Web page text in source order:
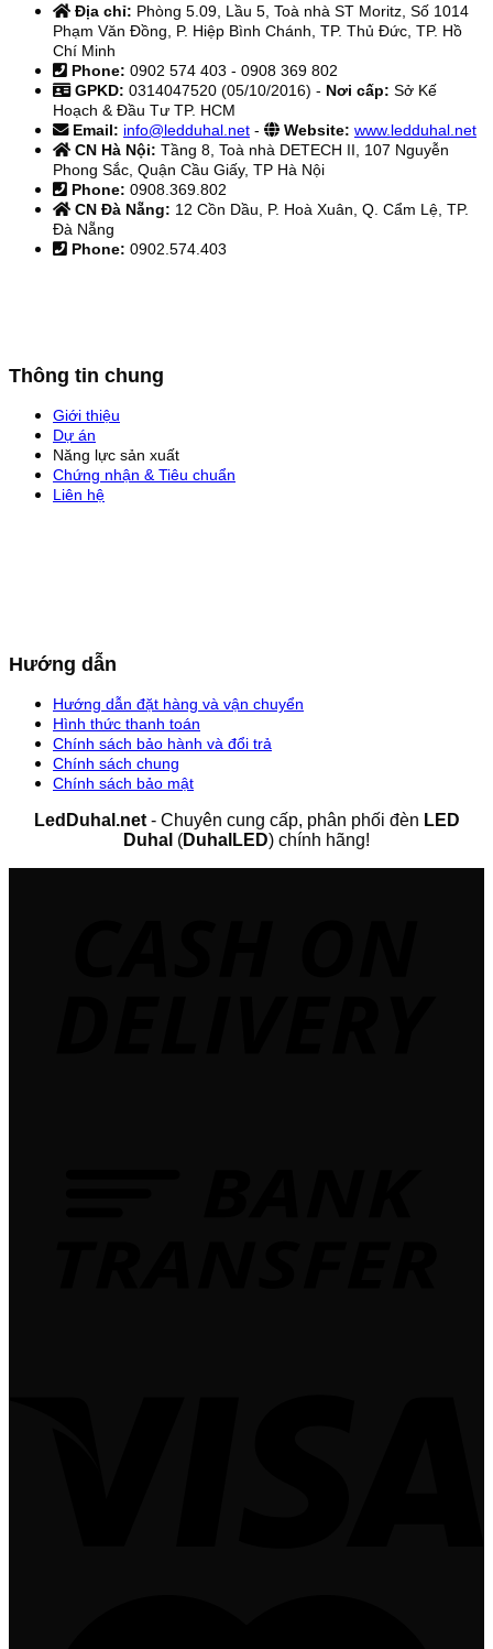
Địa chỉ: Phòng 5.09, Lầu 5, Toà nhà ST Moritz, Số 1014
Phạm Văn Đồng, P. Hiệp Bình Chánh, TP. Thủ Đức, TP. Hồ
Chí Minh
Phone: 0902 574 403 - 0908 369 802
GPKD: 0314047520 (05/10/2016) - Nơi cấp: Sở Kế
Hoạch & Đầu Tư TP. HCM
Email: info@ledduhal.net - Website: www.ledduhal.net
CN Hà Nội: Tầng 8, Toà nhà DETECH II, 107 Nguyễn
Phong Sắc, Quận Cầu Giấy, TP Hà Nội
Phone: 0908.369.802
CN Đà Nẵng: 12 Cồn Dầu, P. Hoà Xuân, Q. Cẩm Lệ, TP.
Đà Nẵng
Phone: 0902.574.403
Thông tin chung
Giới thiệu
Dự án
Năng lực sản xuất
Chứng nhận & Tiêu chuẩn
Liên hệ
Hướng dẫn
Hướng dẫn đặt hàng và vận chuyển
Hình thức thanh toán
Chính sách bảo hành và đổi trả
Chính sách chung
Chính sách bảo mật
LedDuhal.net- Chuyên cung cấp, phân phối đèn LED
Duhal (DuhalLED) chính hãng!